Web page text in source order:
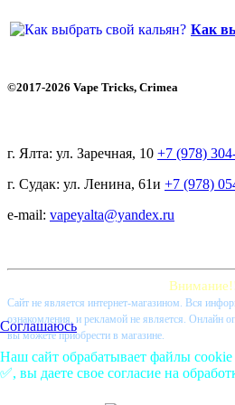
Как
©2017-2026 Vape Tricks, Crimea
г. Ялта: ул. Заречная, 10 +7 (978)
г. Судак: ул. Ленина, 61и +7 (978)
e-mail: vapeyalta@yandex.ru
Cайт не является интернет-магазином. Вся
ознакомления, и рекламой не является. Онлайн
вы можете приобрести в магазине.
Соглашаюсь
Наш сайт обрабатывает файлы
✅, вы даете свое согласие на